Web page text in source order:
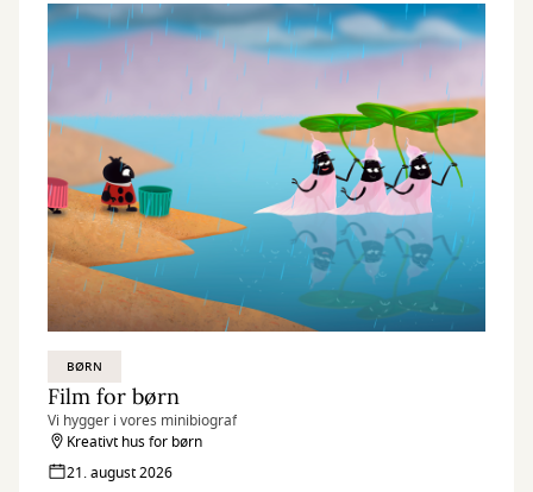
BØRN
Film for børn
Vi hygger i vores minibiograf
Kreativt hus for børn
21. august 2026